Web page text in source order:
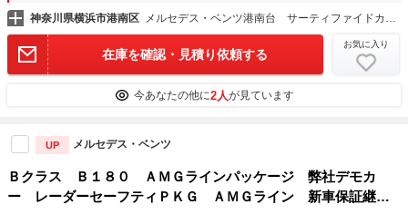
神奈川県横浜市港南区 メルセデス・ベンツ港南台 サーティファイドカーセンター（株）シュテルン世田谷
在庫を確認・見積り依頼する
お気に入り
今あなたの他に2人が見ています
UP メルセデス・ベンツ
Ｂクラス Ｂ１８０ ＡＭＧラインパッケージ 弊社デモカ
ー レーダーセーフティＰＫＧ ＡＭＧライン 新車保証継